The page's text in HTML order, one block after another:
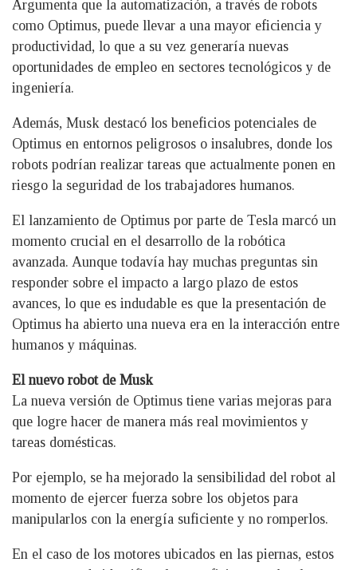
Argumenta que la automatización, a través de robots
como Optimus, puede llevar a una mayor eficiencia y
productividad, lo que a su vez generaría nuevas
oportunidades de empleo en sectores tecnológicos y de
ingeniería.
Además, Musk destacó los beneficios potenciales de
Optimus en entornos peligrosos o insalubres, donde los
robots podrían realizar tareas que actualmente ponen en
riesgo la seguridad de los trabajadores humanos.
El lanzamiento de Optimus por parte de Tesla marcó un
momento crucial en el desarrollo de la robótica
avanzada. Aunque todavía hay muchas preguntas sin
responder sobre el impacto a largo plazo de estos
avances, lo que es indudable es que la presentación de
Optimus ha abierto una nueva era en la interacción entre
humanos y máquinas.
El nuevo robot de Musk
La nueva versión de Optimus tiene varias mejoras para
que logre hacer de manera más real movimientos y
tareas domésticas.
Por ejemplo, se ha mejorado la sensibilidad del robot al
momento de ejercer fuerza sobre los objetos para
manipularlos con la energía suficiente y no romperlos.
En el caso de los motores ubicados en las piernas, estos